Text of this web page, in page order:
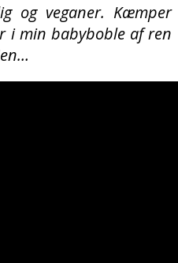
og veganer. Kæmper
i min babyboble af ren